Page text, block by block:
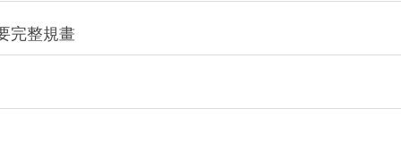
完整規畫